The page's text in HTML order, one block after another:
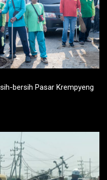
bersih Pasar Krempyeng